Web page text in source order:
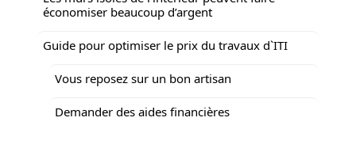
économiser beaucoup d’argent
Guide pour optimiser le prix du travaux d`ITI
Vous reposez sur un bon artisan
Demander des aides financières